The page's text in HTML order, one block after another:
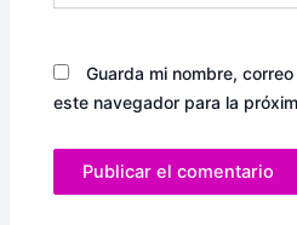
Guarda mi nombre,
este navegador para la